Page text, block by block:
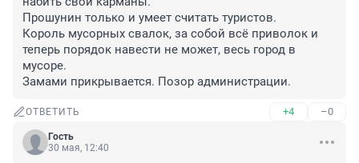
Прошунин только и умеет считать туристов.
Король мусорных свалок, за собой всё приволок и
теперь порядок навести не может, весь город в
мусоре.
Замами прикрывается. Позор администрации.
ОТВЕТИТЬ +4 –0
Гость
30 мая, 12:40